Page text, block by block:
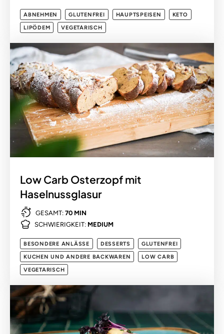
ABNEHMEN GLUTENFREI HAUPTSPEISEN
KETO
LIPÖDEM
VEGETARISCH
Low Carb Osterzopf mit
Haselnussglasur
GESAMT: 70 MIN
SCHWIERIGKEIT: MEDIUM
BESONDERE ANLÄSSE DESSERTS
GLUTENFREI
KUCHEN UND ANDERE BACKWAREN
LOW CARB
VEGETARISCH